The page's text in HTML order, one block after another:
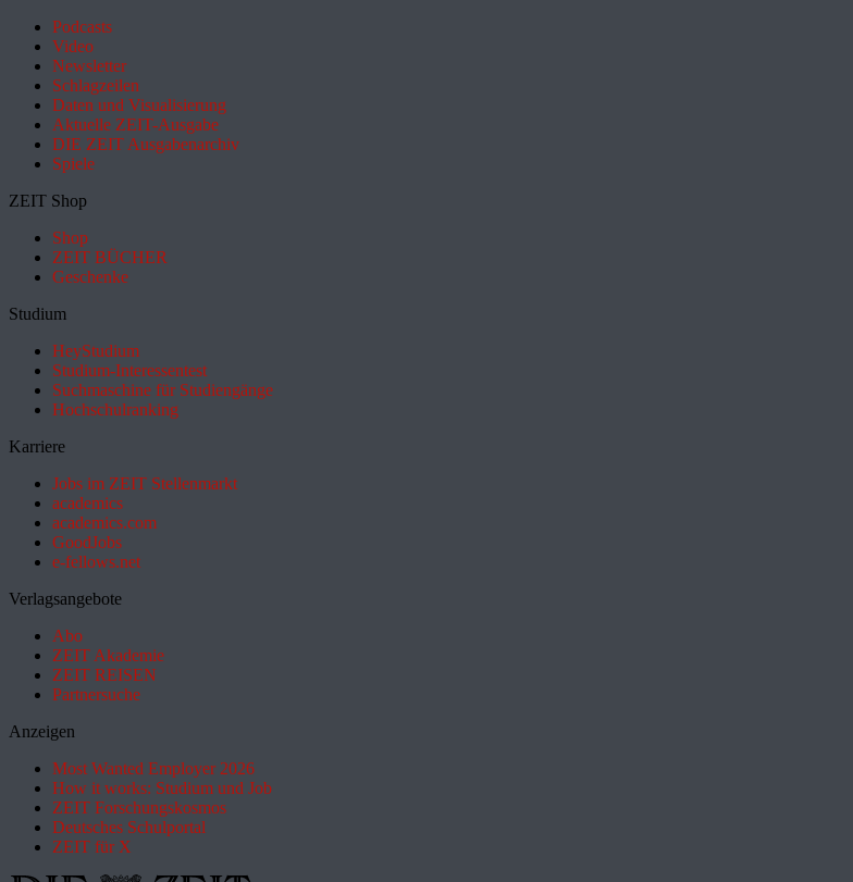
Podcasts
Video
Newsletter
Schlagzeilen
Daten und Visualisierung
Aktuelle ZEIT-Ausgabe
DIE ZEIT Ausgabenarchiv
Spiele
ZEIT Shop
Shop
ZEIT BÜCHER
Geschenke
Studium
HeyStudium
Studium-Interessentest
Suchmaschine für Studiengänge
Hochschulranking
Karriere
Jobs im ZEIT Stellenmarkt
academics
academics.com
GoodJobs
e-fellows.net
Verlagsangebote
Abo
ZEIT Akademie
ZEIT REISEN
Partnersuche
Anzeigen
Most Wanted Employer 2026
How it works: Studium und Job
ZEIT Forschungskosmos
Deutsches Schulportal
ZEIT für X